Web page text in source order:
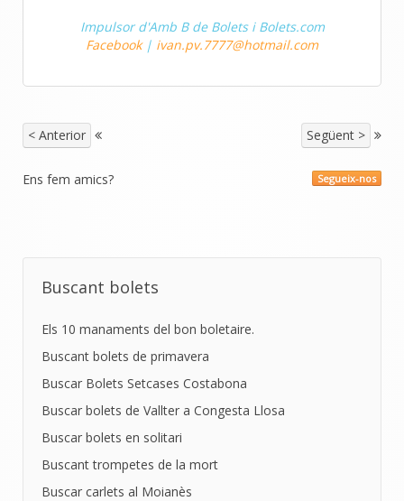
Impulsor d'Amb B de Bolets i Bolets.com
Facebook| ivan.pv.7777@hotmail.com
< Anterior Següent >
Segueix-nos
Ens fem amics?
Buscant bolets
Els 10 manaments del bon boletaire.
Buscant bolets de primavera
Buscar Bolets Setcases Costabona
Buscar bolets de Vallter a Congesta Llosa
Buscar bolets en solitari
Buscant trompetes de la mort
Buscar carlets al Moianès